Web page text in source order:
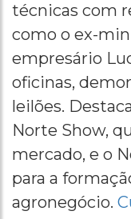
técnicas com
como o ex-
empresário
oficinas,
leilões.
Norte Show,
mercado, e o
para a
agronegócio. ​